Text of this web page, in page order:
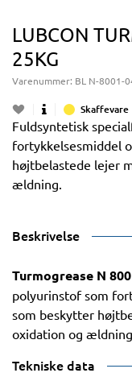
LUBCON
25KG
Varenummer: BL N-8001-
Skaffevare
Fuldsyntetisk
fortykkelsesmiddel
højtbelastede lejer
ældning.
Beskrivelse
Turmogrease N
polyurinstof som
som beskytter
oxidation og
Tekniske data